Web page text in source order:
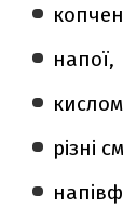
напої,
різні